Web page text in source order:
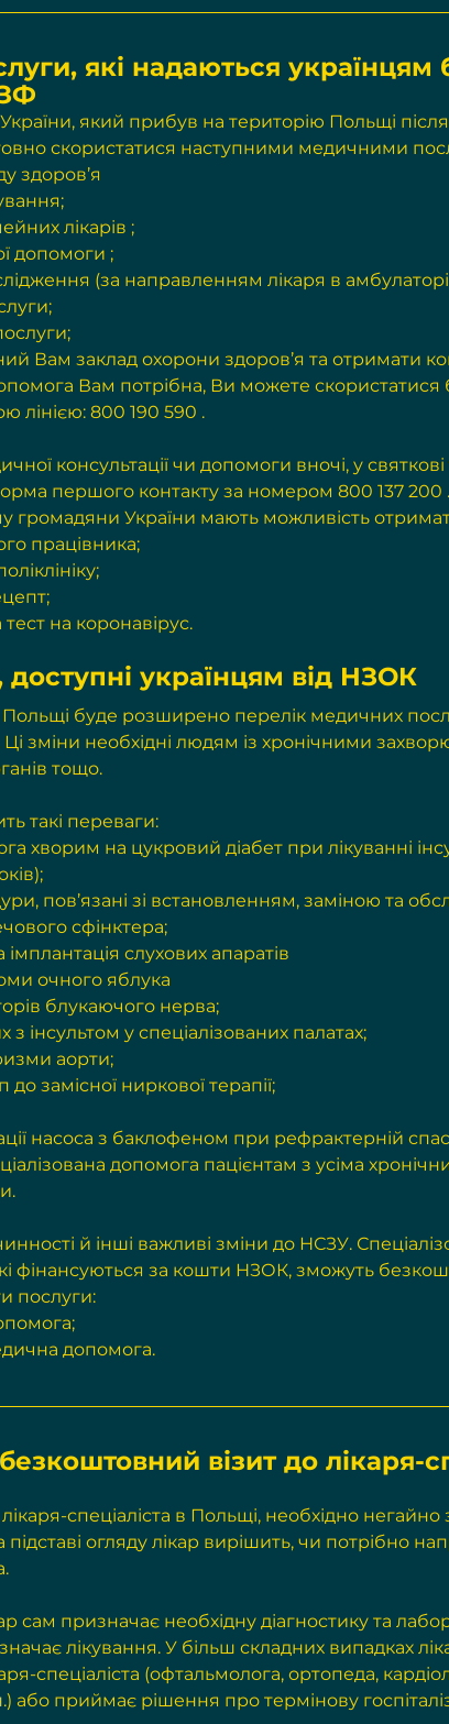
які надаються українцям
який прибув на територію Польщі
скористатися наступними медичними
здоров’я
лікарів ;
допомоги ;
(за направленням лікаря в
Вам заклад охорони здоров’я та отримати
Вам потрібна, Ви можете
лінією: 800 190 590 .
консультації чи допомоги вночі, у святкові
першого контакту за номером 800 137 200 .
громадяни України мають можливість
працівника;
на коронавірус.
доступні українцям від НЗОК
Польщі буде розширено перелік медичних
зміни необхідні людям із хронічними
тощо.
такі переваги:
хворим на цукровий діабет при лікуванні
пов’язані зі встановленням, заміною та
сфінктера;
слухових апаратів
очного яблука
блукаючого нерва;
з інсультом у спеціалізованих палатах;
аорти;
замісної ниркової терапії;
насоса з баклофеном при рефрактерній
допомога пацієнтам з усіма
й інші важливі зміни до НСЗУ.
фінансуються за кошти НЗОК, зможуть
послуги:
допомога.
візит до лікаря-
спеціаліста в Польщі, необхідно
підставі огляду лікар вирішить, чи потрібно
лікування. У більш складних випадках
спеціаліста (офтальмолога, ортопеда,
або приймає рішення про термінову